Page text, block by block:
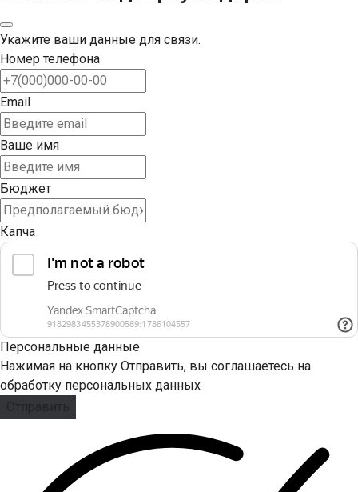
Укажите ваши данные для связи.
Номер телефона
Email
Ваше имя
Бюджет
Капча
Персональные данные
Нажимая на кнопку Отправить, вы соглашаетесь на
обработку персональных данных
Отправить